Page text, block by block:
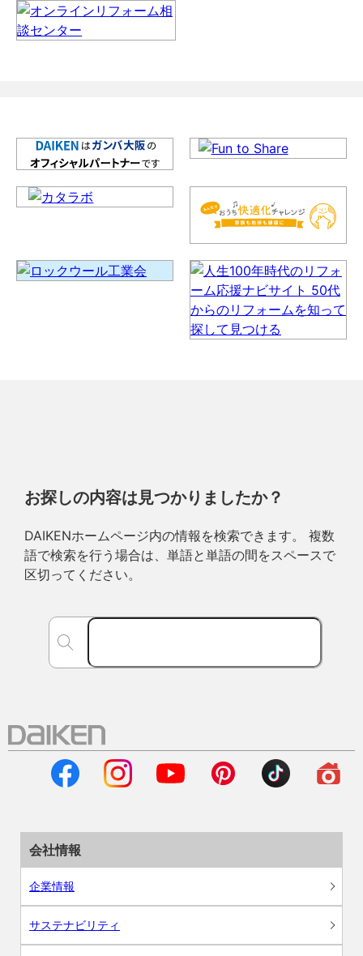
お探しの内容は見つかりましたか？
DAIKENホームページ内の情報を検索できます。 複数
語で検索を行う場合は、単語と単語の間をスペースで
区切ってください。
会社情報
企業情報
サステナビリティ